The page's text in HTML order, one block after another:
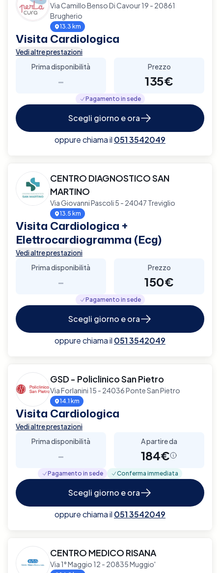
Via Camillo Benso Di Cavour 19 - 20861
Brugherio
13.3 km
Visita Cardiologica
Vedi altre prestazioni
Prima disponibilità
-
Prezzo
135€
Pagamento in sede
Scegli giorno e ora
oppure chiama il 051 3542049
CENTRO DIAGNOSTICO SAN
MARTINO
Via Giovanni Pascoli 5 - 24047 Treviglio
13.5 km
Visita Cardiologica +
Elettrocardiogramma (Ecg)
Vedi altre prestazioni
Prima disponibilità
-
Prezzo
150€
Pagamento in sede
Scegli giorno e ora
oppure chiama il 051 3542049
GSD - Policlinico San Pietro
Via Forlanini 15 - 24036 Ponte San Pietro
14.1 km
Visita Cardiologica
Vedi altre prestazioni
Prima disponibilità
-
A partire da
184€
Pagamento in sede Conferma immediata
Scegli giorno e ora
oppure chiama il 051 3542049
CENTRO MEDICO RISANA
Via 1° Maggio 12 - 20835 Muggio'